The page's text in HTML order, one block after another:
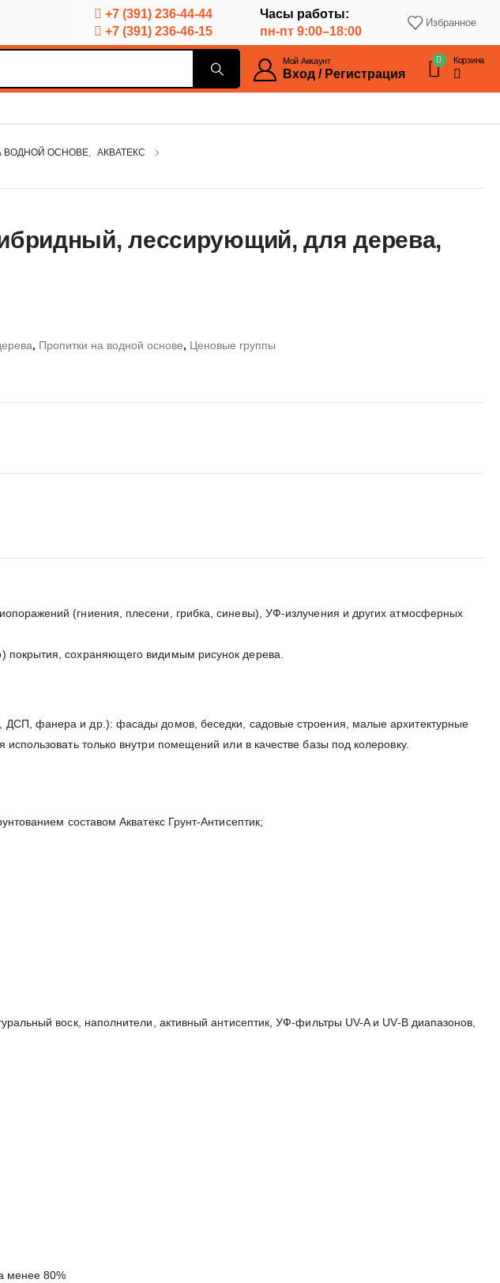
+7 (391) 236-44-44
+7 (391) 236-46-15
Часы работы:
пн-пт 9:00–18:00
Избранное
Мой Аккаунт
Вход / Регистрация
Корзина
ВОДНОЙ ОСНОВЕ, АКВАТЕКС
лессирующий, для дерева,
, Пропитки на водной основе, Ценовые группы
(гниения, плесени, грибка, синевы), УФ-излучения и других атмосферных
покрытия, сохраняющего видимым рисунок дерева.
фанера и др.): фасады домов, беседки, садовые строения, малые архитектурные
только внутри помещений или в качестве базы под колеровку.
составом Акватекс Грунт-Антисептик;
воск, наполнители, активный антисептик, УФ-фильтры UV-A и UV-B диапазонов,
менее 80%